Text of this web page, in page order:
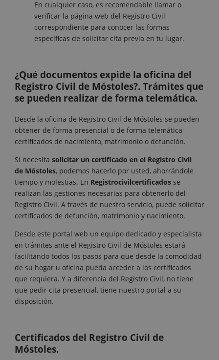
En cualquier caso, es recomendable llamar o
verificar la página web del Registro Civil
correspondiente para conocer las formas
específicas de solicitar cita previa en tu lugar.
¿Qué documentos expide la oficina del
Registro Civil de Móstoles?. Trámites que
se pueden realizar de forma telemática.
Desde la oficina de Registro Civil de Móstoles se pueden
obtener de forma presencial o de forma telemática
certificados de nacimiento, matrimonio o defunción.
Si necesita solicitar un certificado en el Registro Civil
de Móstoles, podemos hacerlo por usted, ahorrándole
tiempo y molestias. En Registrocivilcertificados se
realizan las gestiones necesarias para obtenerlo del
Registro Civil. A través de nuestro servicio, puede solicitar
certificados de defunción, matrimonio y nacimiento.
Desde este portal web un equipo dedicado y especialista
en trámites ante el Registro Civil de Móstoles estará
facilitando todos los pasos para que desde la comodidad
de su hogar u oficina pueda acceder a los certificados
que requiera. Y a diferencia del Registro Civil, no tiene
que pedir cita presencial, tiene nuestro portal a su
disposición.
Certificados del Registro Civil de
Móstoles.